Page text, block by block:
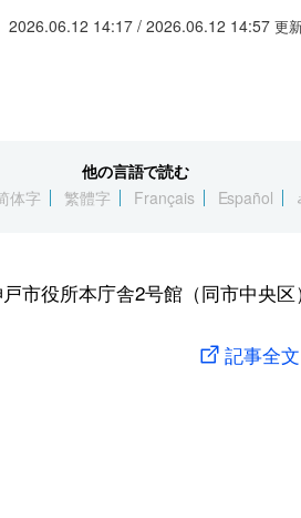
2026.06.12 14:17 / 2026.06.12 14:57 更
他の言語で読む
体字 繁體字 Français Español
市役所本庁舎2号館（同市中央
記事全